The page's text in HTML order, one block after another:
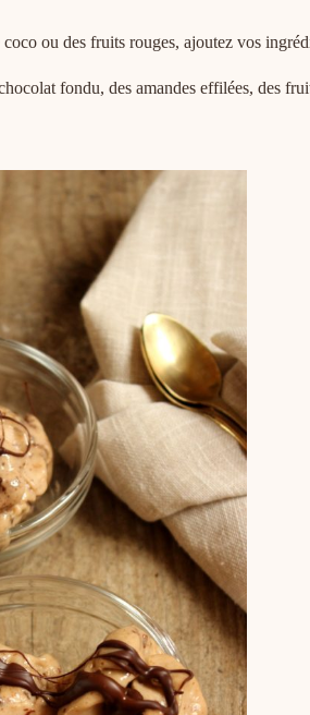
ou des fruits rouges, ajoutez vos
fondu, des amandes effilées, des